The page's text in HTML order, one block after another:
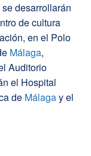
desarrollarán
de cultura
en el Polo
Málaga,
Auditorio
el Hospital
de Málagay el